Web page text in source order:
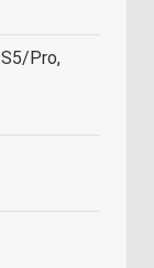
Pro,